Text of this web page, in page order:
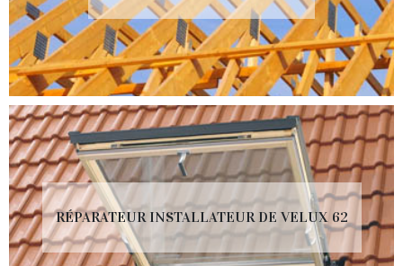
RÉPARATEUR INSTALLATEUR DE VELUX 62